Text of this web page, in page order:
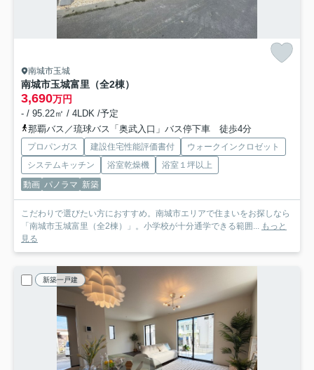
南城市玉城
南城市玉城富里（全2棟）
3,690万円
- / 95.22㎡ / 4LDK /予定
那覇バス／琉球バス「奥武入口」バス停下車 徒歩4分
プロパンガス 建設住宅性能評価書付
ウォークインクロゼット
システムキッチン
浴室乾燥機
浴室１坪以上
動画 パノラマ 新築
こだわりで選びたい方におすすめ。南城市エリアで住まいをお探しなら
「南城市玉城富里（全2棟）」。小学校が十分通学できる範囲... もっと
見る
新築一戸建